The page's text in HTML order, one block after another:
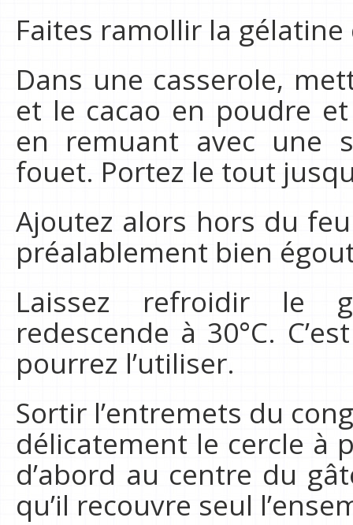
Faites ramollir la gélatine
Dans une casserole,
et le cacao en poudre
en remuant avec une
fouet. Portez le tout
Ajoutez alors hors du
préalablement bien
Laissez refroidir le
redescende à 30°C.
pourrez l’utiliser.
Sortir l’entremets du
délicatement le cercle à
d’abord au centre du
qu’il recouvre seul